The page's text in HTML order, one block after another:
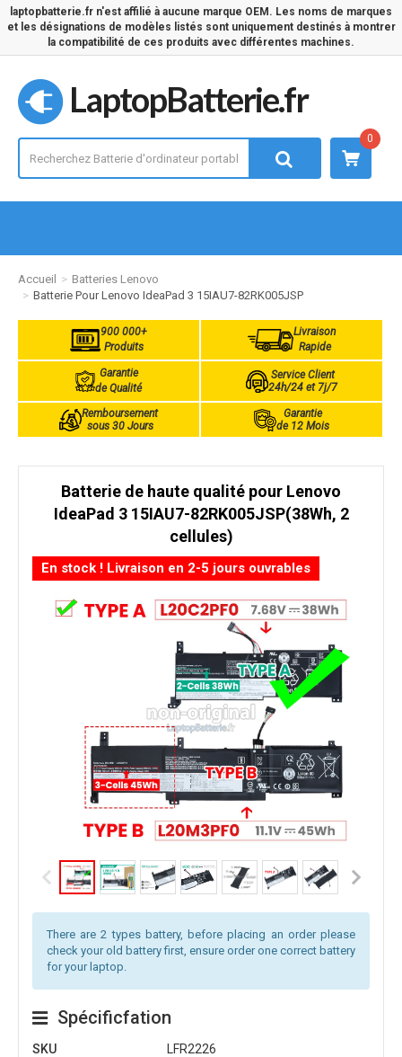
laptopbatterie.fr n'est affilié à aucune marque OEM. Les noms de marques
et les désignations de modèles listés sont uniquement destinés à montrer
la compatibilité de ces produits avec différentes machines.
LaptopBatterie.fr
0
Accueil
Batteries Lenovo
Batterie Pour Lenovo IdeaPad 3 15IAU7-82RK005JSP
900 000+
Produits
Livraison
Rapide
Garantie
de Qualité
Service Client
24h/24 et 7j/7
Remboursement
sous 30 Jours
Garantie
de 12 Mois
Batterie de haute qualité pour Lenovo
IdeaPad 3 15IAU7-82RK005JSP(38Wh, 2
cellules)
En stock ! Livraison en 2-5 jours ouvrables
There are 2 types battery, before placing an order please
check your old battery first, ensure order one correct battery
for your laptop.
Spécificfation
SKU
LFR2226